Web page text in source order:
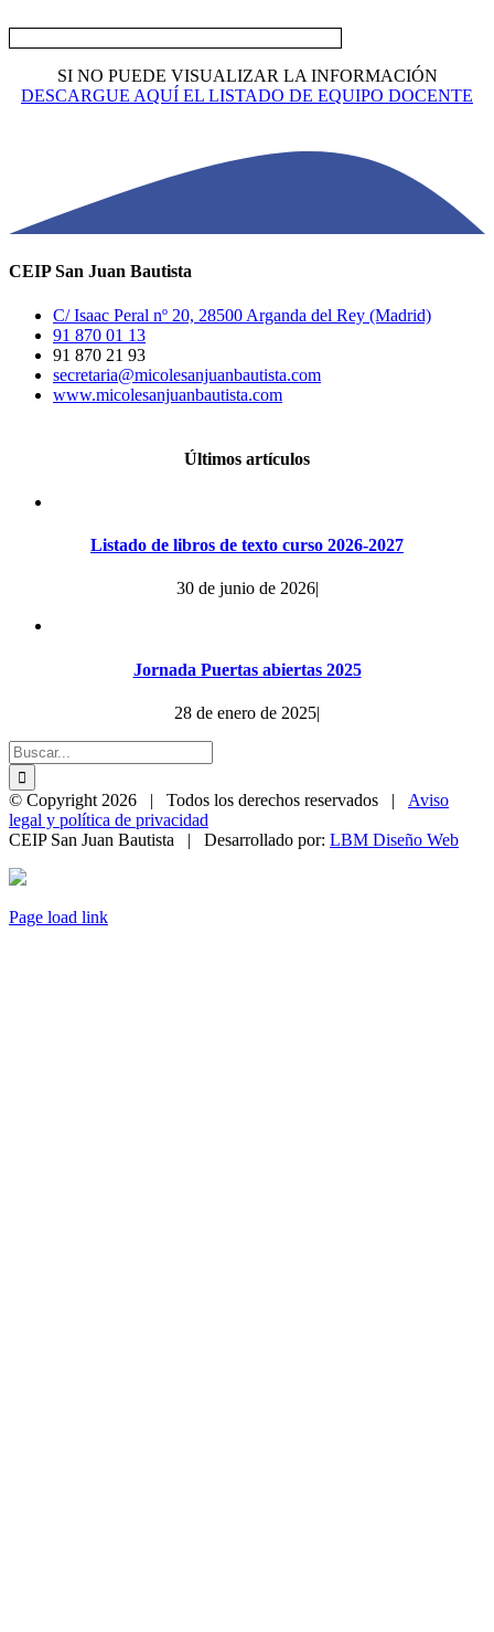
SI NO PUEDE VISUALIZAR LA INFORMACIÓN
DESCARGUE AQUÍ EL LISTADO DE EQUIPO DOCENTE
CEIP San Juan Bautista
C/ Isaac Peral nº 20, 28500 Arganda del Rey (Madrid)
91 870 01 13
91 870 21 93
secretaria@micolesanjuanbautista.com
www.micolesanjuanbautista.com
Últimos artículos
Listado de libros de texto curso 2026-2027
30 de junio de 2026|
Jornada Puertas abiertas 2025
28 de enero de 2025|
Buscar:
© Copyright 2026 | Todos los derechos reservados | Aviso
legal y política de privacidad
CEIP San Juan Bautista | Desarrollado por: LBM Diseño Web
Page load link